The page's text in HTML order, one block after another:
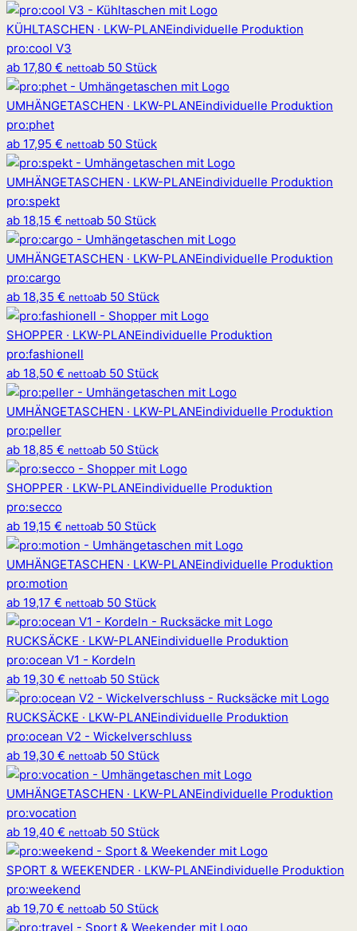
KÜHLTASCHEN · LKW-PLANEindividuelle Produktion
pro:cool V3
ab 17,80 € nettoab 50 Stück
UMHÄNGETASCHEN · LKW-PLANEindividuelle Produktion
pro:phet
ab 17,95 € nettoab 50 Stück
UMHÄNGETASCHEN · LKW-PLANEindividuelle Produktion
pro:spekt
ab 18,15 € nettoab 50 Stück
UMHÄNGETASCHEN · LKW-PLANEindividuelle Produktion
pro:cargo
ab 18,35 € nettoab 50 Stück
SHOPPER · LKW-PLANEindividuelle Produktion
pro:fashionell
ab 18,50 € nettoab 50 Stück
UMHÄNGETASCHEN · LKW-PLANEindividuelle Produktion
pro:peller
ab 18,85 € nettoab 50 Stück
SHOPPER · LKW-PLANEindividuelle Produktion
pro:secco
ab 19,15 € nettoab 50 Stück
UMHÄNGETASCHEN · LKW-PLANEindividuelle Produktion
pro:motion
ab 19,17 € nettoab 50 Stück
RUCKSÄCKE · LKW-PLANEindividuelle Produktion
pro:ocean V1 - Kordeln
ab 19,30 € nettoab 50 Stück
RUCKSÄCKE · LKW-PLANEindividuelle Produktion
pro:ocean V2 - Wickelverschluss
ab 19,30 € nettoab 50 Stück
UMHÄNGETASCHEN · LKW-PLANEindividuelle Produktion
pro:vocation
ab 19,40 € nettoab 50 Stück
SPORT & WEEKENDER · LKW-PLANEindividuelle Produktion
pro:weekend
ab 19,70 € nettoab 50 Stück